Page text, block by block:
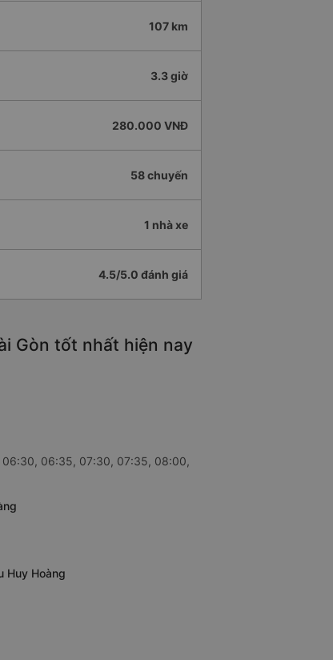
107 km
3.3 giờ
280.000 VNĐ
58 chuyến
1 nhà xe
4.5/5.0 đánh giá
Gòn tốt nhất hiện nay
06:30, 06:35, 07:30, 07:35, 08:00,
Huy Hoàng